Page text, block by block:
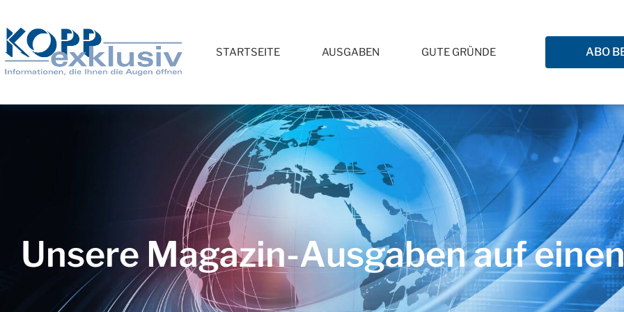
STARTSEITE AUSGABEN GUTE GRÜNDE ABO
Unsere Magazin-Ausgaben auf